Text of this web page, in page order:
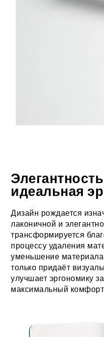
идеальная
Дизайн рождается
лаконичной и
трансформируется
процессу удаления
уменьшение материала
только придаёт
улучшает эргономику
максимальный комфорт.